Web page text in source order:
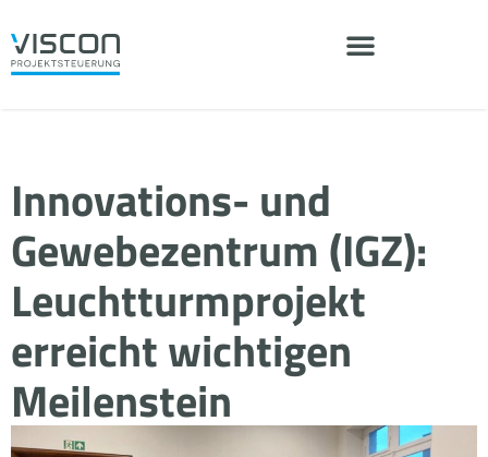
Innovations- und
Gewebezentrum (IGZ):
Leuchtturmprojekt
erreicht wichtigen
Meilenstein